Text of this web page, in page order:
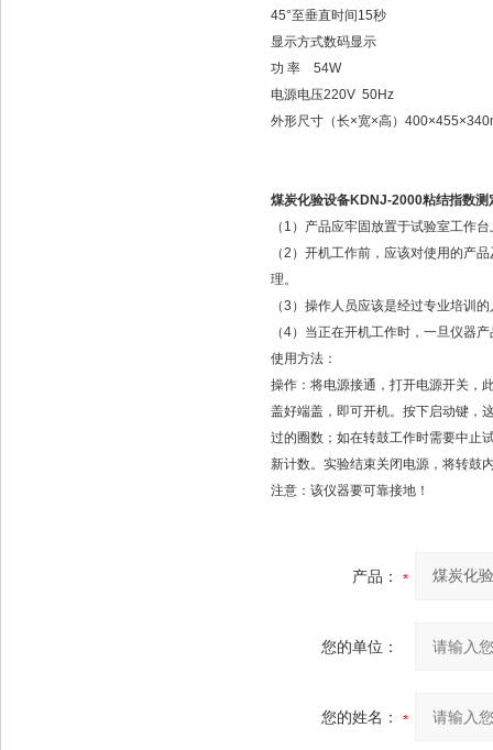
45°至垂直时间 15秒
显示方式数码显示
功 率 54W
电源电压220V 50Hz
外形尺寸（长×宽×高）
煤炭化验设备KDNJ-2000粘结指数测
（1）产品应牢固放置于试验室工作
（2）开机工作前，应该对使用的产
理。
（3）操作人员应该是经过专业培训
（4）当正在开机工作时，一旦仪器
使用方法：
操作：将电源接通，打开电源开关，
盖好端盖，即可开机。按下启动键，
过的圈数；如在转鼓工作时需要中止
新计数。实验结束关闭电源，将转鼓
注意：该仪器要可靠接地！
产品：
您的单位：
您的姓名：